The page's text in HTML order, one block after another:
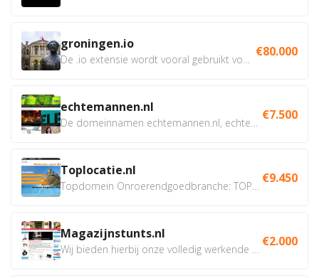
groningen.io €80.000
echtemannen.nl €7.500
Toplocatie.nl €9.450
Magazijnstunts.nl €2.000